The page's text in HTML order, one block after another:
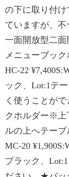
の下に取り付
ていますが、不
一面開放型二面
メニューブッ
HC-22
ック、Lot:1テ
く使うことが
クホルダー※上
ルの上へテー
MC-20
ブラック、